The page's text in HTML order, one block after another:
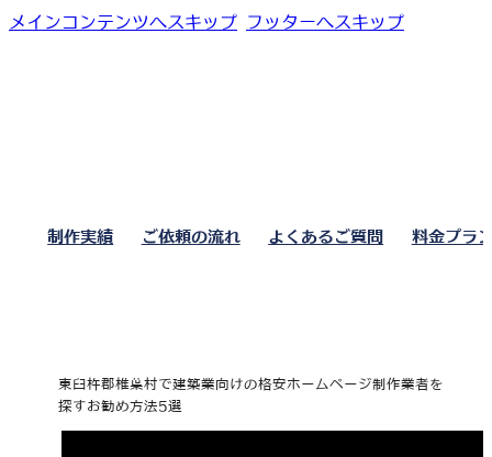
メインコンテンツへスキップ フッターへスキップ
制作実績 ご依頼の流れ よくあるご質問 料金プラ
東臼杵郡椎葉村で建築業向けの格安ホームページ制作業者を
探すお勧め方法5選